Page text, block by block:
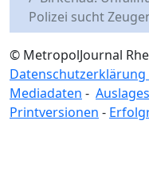
Polizei sucht
© MetropolJournal
Datenschutzerklärung
Mediadaten -
Printversionen -